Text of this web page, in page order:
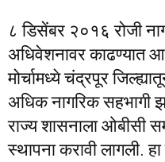
८ डिसेंबर २०१६ रोजी
अधिवेशनावर काढण्यात
मोर्चामध्ये चंद्रपूर
अधिक नागरिक सहभागी
राज्य शासनाला ओबीसी
स्थापना करावी लागली.